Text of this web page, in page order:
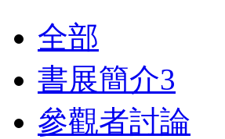
全部
書展簡介3
參觀者討論